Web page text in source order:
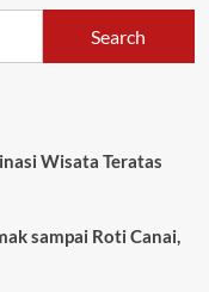
Search
Wisata Teratas
sampai Roti Canai,